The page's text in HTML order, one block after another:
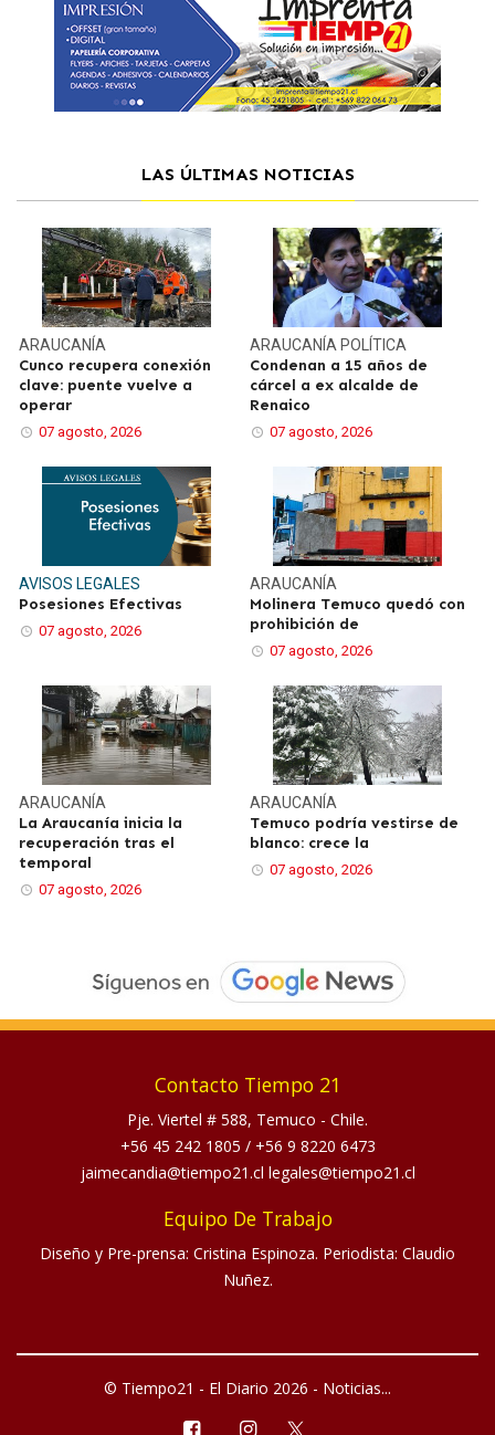
LAS ÚLTIMAS NOTICIAS
ARAUCANÍA
Cunco recupera conexión
clave: puente vuelve a
operar
07 agosto, 2026
ARAUCANÍA POLÍTICA
Condenan a 15 años de
cárcel a ex alcalde de
Renaico
07 agosto, 2026
AVISOS LEGALES
Posesiones Efectivas
07 agosto, 2026
ARAUCANÍA
Molinera Temuco quedó con
prohibición de
07 agosto, 2026
ARAUCANÍA
La Araucanía inicia la
recuperación tras el
temporal
07 agosto, 2026
ARAUCANÍA
Temuco podría vestirse de
blanco: crece la
07 agosto, 2026
Contacto Tiempo 21
Pje. Viertel # 588, Temuco - Chile.
+56 45 242 1805 / +56 9 8220 6473
jaimecandia@tiempo21.cl legales@tiempo21.cl
Equipo De Trabajo
Diseño y Pre-prensa: Cristina Espinoza. Periodista: Claudio
Nuñez.
© Tiempo21 - El Diario 2026 - Noticias...